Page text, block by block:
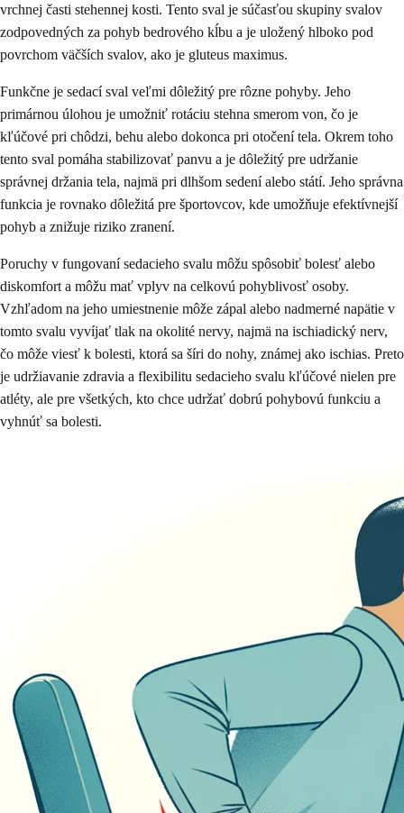
vrchnej časti stehennej kosti. Tento sval je súčasťou skupiny svalov
zodpovedných za pohyb bedrového kĺbu a je uložený hlboko pod
povrchom väčších svalov, ako je gluteus maximus.
Funkčne je sedací sval veľmi dôležitý pre rôzne pohyby. Jeho
primárnou úlohou je umožniť rotáciu stehna smerom von, čo je
kľúčové pri chôdzi, behu alebo dokonca pri otočení tela. Okrem toho
tento sval pomáha stabilizovať panvu a je dôležitý pre udržanie
správnej držania tela, najmä pri dlhšom sedení alebo státí. Jeho správna
funkcia je rovnako dôležitá pre športovcov, kde umožňuje efektívnejší
pohyb a znižuje riziko zranení.
Poruchy v fungovaní sedacieho svalu môžu spôsobiť bolesť alebo
diskomfort a môžu mať vplyv na celkovú pohyblivosť osoby.
Vzhľadom na jeho umiestnenie môže zápal alebo nadmerné napätie v
tomto svalu vyvíjať tlak na okolité nervy, najmä na ischiadický nerv,
čo môže viesť k bolesti, ktorá sa šíri do nohy, známej ako ischias. Preto
je udržiavanie zdravia a flexibilitu sedacieho svalu kľúčové nielen pre
atléty, ale pre všetkých, kto chce udržať dobrú pohybovú funkciu a
vyhnúť sa bolesti.